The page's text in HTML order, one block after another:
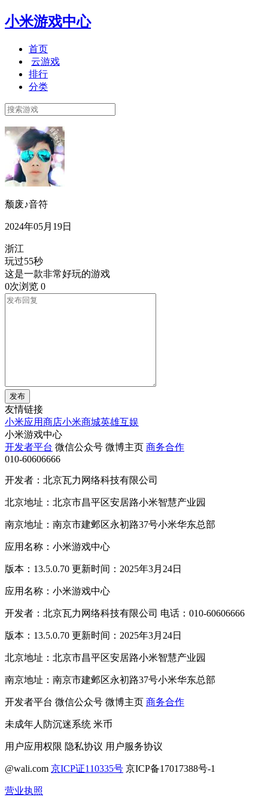
小米游戏中心
首页
云游戏
排行
分类
颓废♪音符
2024年05月19日
浙江
玩过55秒
这是一款非常好玩的游戏
0次浏览 0
发布
友情链接
小米应用商店小米商城英雄互娱
小米游戏中心
开发者平台 微信公众号 微博主页 商务合作
010-60606666
开发者：北京瓦力网络科技有限公司
北京地址：北京市昌平区安居路小米智慧产业园
南京地址：南京市建邺区永初路37号小米华东总部
应用名称：小米游戏中心
版本：13.5.0.70 更新时间：2025年3月24日
应用名称：小米游戏中心
开发者：北京瓦力网络科技有限公司 电话：010-60606666
版本：13.5.0.70 更新时间：2025年3月24日
北京地址：北京市昌平区安居路小米智慧产业园
南京地址：南京市建邺区永初路37号小米华东总部
开发者平台 微信公众号 微博主页 商务合作
未成年人防沉迷系统 米币
用户应用权限 隐私协议 用户服务协议
@wali.com 京ICP证110335号 京ICP备17017388号-1
营业执照